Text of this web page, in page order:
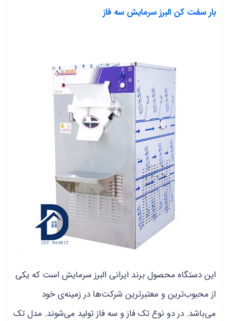
بار سفت کن البرز سرمایش سه فاز
این دستگاه محصول برند ایرانی البرز سرمایش است که یکی
از محبوب‌ترین و معتبرترین شرکت‌ها در زمینه‌ی خود
می‌باشد. در دو نوع تک فاز و سه فاز تولید می‌شوند. مدل تک